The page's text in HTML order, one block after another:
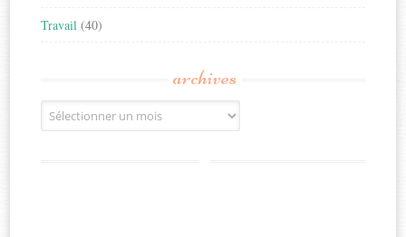
Travail (40)
archives
Archives